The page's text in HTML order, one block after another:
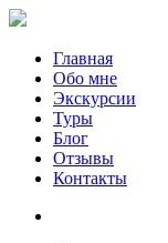
Главная
Обо мне
Экскурсии
Туры
Блог
Отзывы
Контакты